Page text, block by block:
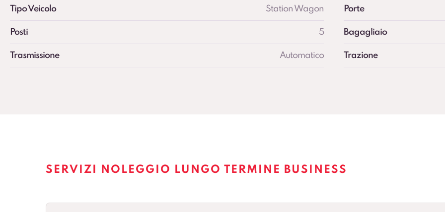
Tipo Veicolo Station Wagon Porte
Posti 5 Bagagliaio
Trasmissione Automatico Trazione
SERVIZI NOLEGGIO LUNGO TERMINE BUSINESS